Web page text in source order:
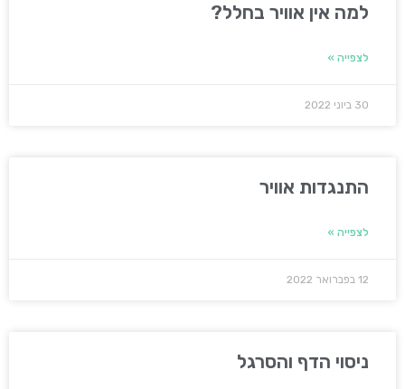
למה אין אוויר בחלל?
לצפייה »
30 ביוני 2022
התנגדות אוויר
לצפייה »
12 בפברואר 2022
ניסוי הדף והסרגל